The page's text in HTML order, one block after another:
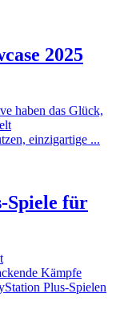
2025
haben das Glück,
einzigartige ...
Spiele für
Kämpfe
Plus-Spielen